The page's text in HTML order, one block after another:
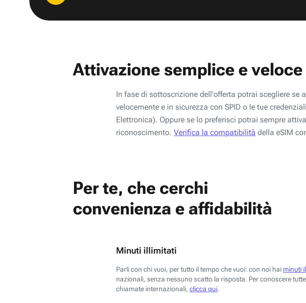
Attivazione semplice e veloce
In fase di sottoscrizione dell'offerta potrai scegliere se
velocemente e in sicurezza con SPID o le tue
Elettronica). Oppure se lo preferisci potrai sempre
riconoscimento. Verifica la compatibilità della eSIM
Per te, che cerchi
convenienza e affidabilità
Minuti illimitati
Parli con chi vuoi, per tutto il tempo che vuoi: con noi hai minuti
nazionali, senza nessuno scatto la risposta. Per conoscere
chiamate internazionali, clicca qui.